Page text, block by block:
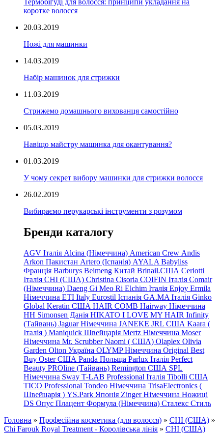
Термобігуді для волосся: принципи укладання на
коротке волосся
20.03.2019
Ножі для машинки
14.03.2019
Набір машинок для стрижки
11.03.2019
Стрижемо домашнього вихованця самостійно
05.03.2019
Навіщо майстру машинка для окантування?
01.03.2019
У чому секрет вибору машинки для стрижки волосся
26.02.2019
Вибираємо перукарські інструменти з розумом
Бренди каталогу
AGV Італія Alcina (Німеччина) American Crew Andis
Arkon Пакистан Artero (Іспанія) AYALA Babyliss
Франція Barburys Beimeng Китай Brinail.США Ceriotti
Італія CHI (США) Christina Cisoria COIFIN Італія Comair
(Німеччина) Daeng Gi Meo Ri Elchim Італія Enjoy Ermila
Німеччина ETI Italy Eurostil Іспанія GA.MA Італія Ginko
Global Keratin США HAIR COMB Hairway Німеччина
HH Simonsen Данія HIKATO I LOVE MY HAIR Infinity
(Тайвань) Jaguar Німеччина JANEKE JRL США Kaara (
Італія ) Maniquick Швейцарія Mertz Німеччина Moser
Німеччина Mr. Scrubber Naomi ( США) Olaplex Olivia
Garden Olton Україна OLYMP Німеччина Original Best
Buy Oster США Panda Польща Parlux Італія Perfect
Beauty PROline (Тайвань) Remington США SPL
Німеччина Sway T-LAB Professional Італія Tibolli США
TICO Professional Tondeo Німеччина TrisaElectronics (
Швейцарія ) YS.Park Японія Zinger Німеччина Ножиці
DS Опус Плацент Формула (Німеччина) Сталекс Стиль
Головна » Професійна косметика (для волосся) » CHI (США) »
Chi Farouk Royal Treatment - Королівська лінія » CHI (США)